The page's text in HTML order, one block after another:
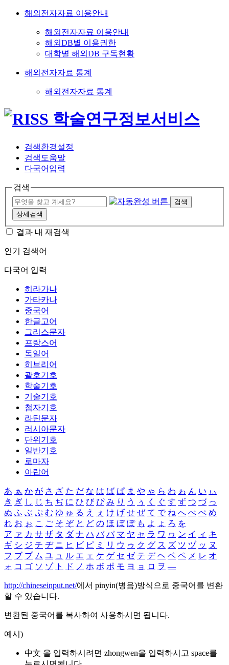
해외전자자료 이용안내
해외전자자료 이용안내
해외DB별 이용권한
대학별 해외DB 구독현황
해외전자자료 통계
해외전자자료 통계
검색환경설정
검색도움말
다국어입력
검색
검색
상세검색
결과 내 재검색
인기 검색어
다국어 입력
히라가나
가타카나
중국어
한글고어
그리스문자
프랑스어
독일어
히브리어
괄호기호
학술기호
기술기호
첨자기호
라틴문자
러시아문자
단위기호
일반기호
로마자
아랍어
あ ぁ か が さ ざ た だ な は ば ぱ ま や ゃ ら わ ゎ ん い ぃ
き ぎ し じ ち ぢ に ひ び ぴ み り う ぅ く ぐ す ず つ づ っ
ぬ ふ ぶ ぷ む ゆ ゅ る え ぇ け げ せ ぜ て で ね へ べ ぺ め
れ お ぉ こ ご そ ぞ と ど の ほ ぼ ぽ も よ ょ ろ を
ア ァ カ サ ザ タ ダ ナ ハ バ パ マ ヤ ャ ラ ワ ヮ ン イ ィ キ
ギ シ ジ チ ヂ ニ ヒ ビ ピ ミ リ ウ ゥ ク グ ス ズ ツ ヅ ッ ヌ
フ ブ プ ム ユ ュ ル エ ェ ケ ゲ セ ゼ テ デ ヘ ベ ペ メ レ オ
ォ コ ゴ ソ ゾ ト ド ノ ホ ボ ポ モ ヨ ョ ロ ヲ ―
http://chineseinput.net/에서 pinyin(병음)방식으로 중국어를 변환
할 수 있습니다.
변환된 중국어를 복사하여 사용하시면 됩니다.
예시)
中文 을 입력하시려면 zhongwen을 입력하시고 space를